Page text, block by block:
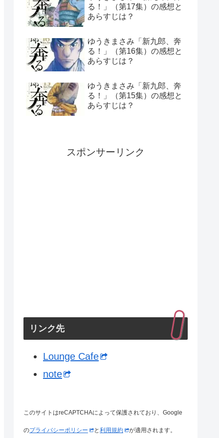
る！」（第17集）の感想と
あらすじは？
ゆうきまさみ「新九郎、奔
る！」（第16集）の感想と
あらすじは？
ゆうきまさみ「新九郎、奔
る！」（第15集）の感想と
あらすじは？
スポンサーリンク
リンク先
Lounge Cafe
note
このサイトはreCAPTCHAによって保護されており、Google
のプライバシーポリシー と 利用規約 が適用されます。